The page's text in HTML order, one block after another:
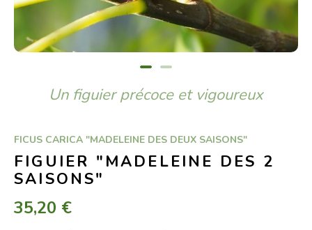
Un figuier précoce et vigoureux
FICUS CARICA "MADELEINE DES DEUX SAISONS"
FIGUIER "MADELEINE DES 2
SAISONS"
35,20 €